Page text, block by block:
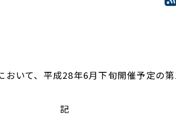
いて、平成28年6月下旬開催予定の
記